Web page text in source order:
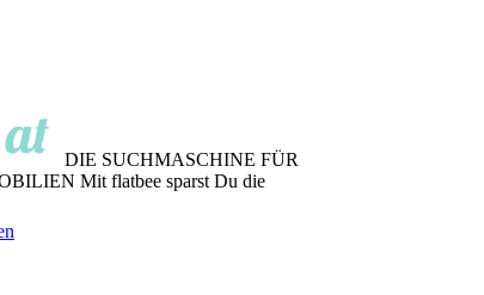
DIE SUCHMASCHINE FÜR
Mit flatbee sparst Du die